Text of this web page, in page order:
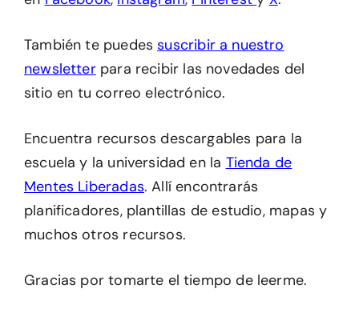
También te puedessuscribir a nuestro
newsletterpara recibir las novedades del
sitio en tu correo electrónico.
Encuentra recursos descargables para la
escuela y la universidad en la Tienda de
Mentes Liberadas. Allí encontrarás
planificadores, plantillas de estudio, mapas y
muchos otros recursos.
Gracias por tomarte el tiempo de leerme.